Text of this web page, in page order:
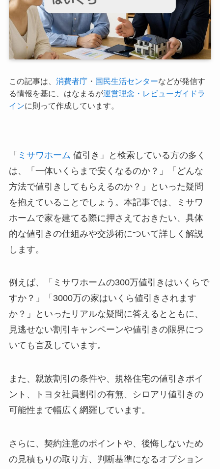
この記事は、 消費者庁・ 国民生活センターなどが発信す
る情報を基に、はなまるが運営理念・レビューガイドラ
インに則って作成しています。
「 ミサワホーム 値引き」と検索している方の多く
は、「一体いくらまで安くなるのか？」「どんな
方法で値引きしてもらえるのか？」といった疑問
を抱えていることでしょう。本記事では、ミサワ
ホームで家を建てる際に押さえておきたい、具体
的な値引きの仕組みや交渉術について詳しく解説
します。
例えば、「ミサワホームの300万値引きはいくらで
すか？」「3000万の家はいくら値引きされます
か？」といったリアルな疑問に答えるとともに、
見逃せない割引キャンペーンや値引きの限界につ
いても言及しています。
また、親族割引の条件や、規格住宅の値引きポイ
ント、トヨタ社員割引の有無、シロアリ値引きの
可能性まで幅広く網羅しています。
さらに、契約注意のポイントや、後悔しないため
の見積もりの取り方、判断基準になるオプション